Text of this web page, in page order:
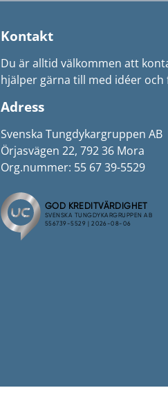
Kontakt
Du är alltid välkommen att
hjälper gärna till med idéer och
Adress
Svenska Tungdykargruppen AB
Örjasvägen 22, 792 36 Mora
Org.nummer: 55 67 39-5529